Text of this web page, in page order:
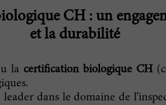
CH : un
et la durabilité
la certification biologique CH
dans le domaine de